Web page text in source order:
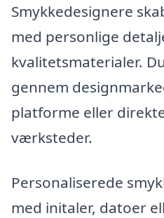
Smykkedesignere
med personlige
kvalitetsmaterialer.
gennem
platforme eller
værksteder.
Personaliserede
med initaler, datoer